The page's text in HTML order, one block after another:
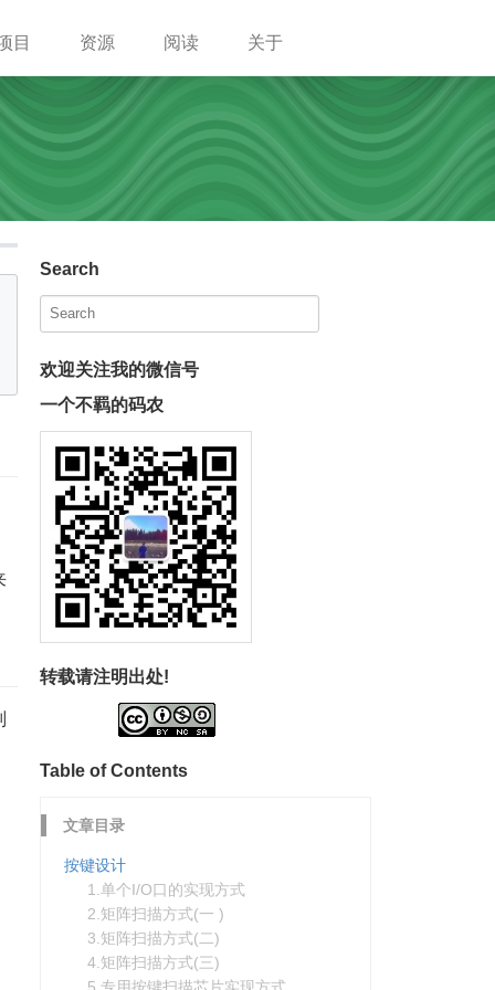
目 资源 阅读 关于
Search
欢迎关注我的微信号
一个不羁的码农
转载请注明出处!
Table of Contents
文章目录
按键设计
1.单个I/O口的实现方式
2.矩阵扫描方式(一 )
3.矩阵扫描方式(二)
4.矩阵扫描方式(三)
5.专用按键扫描芯片实现方式